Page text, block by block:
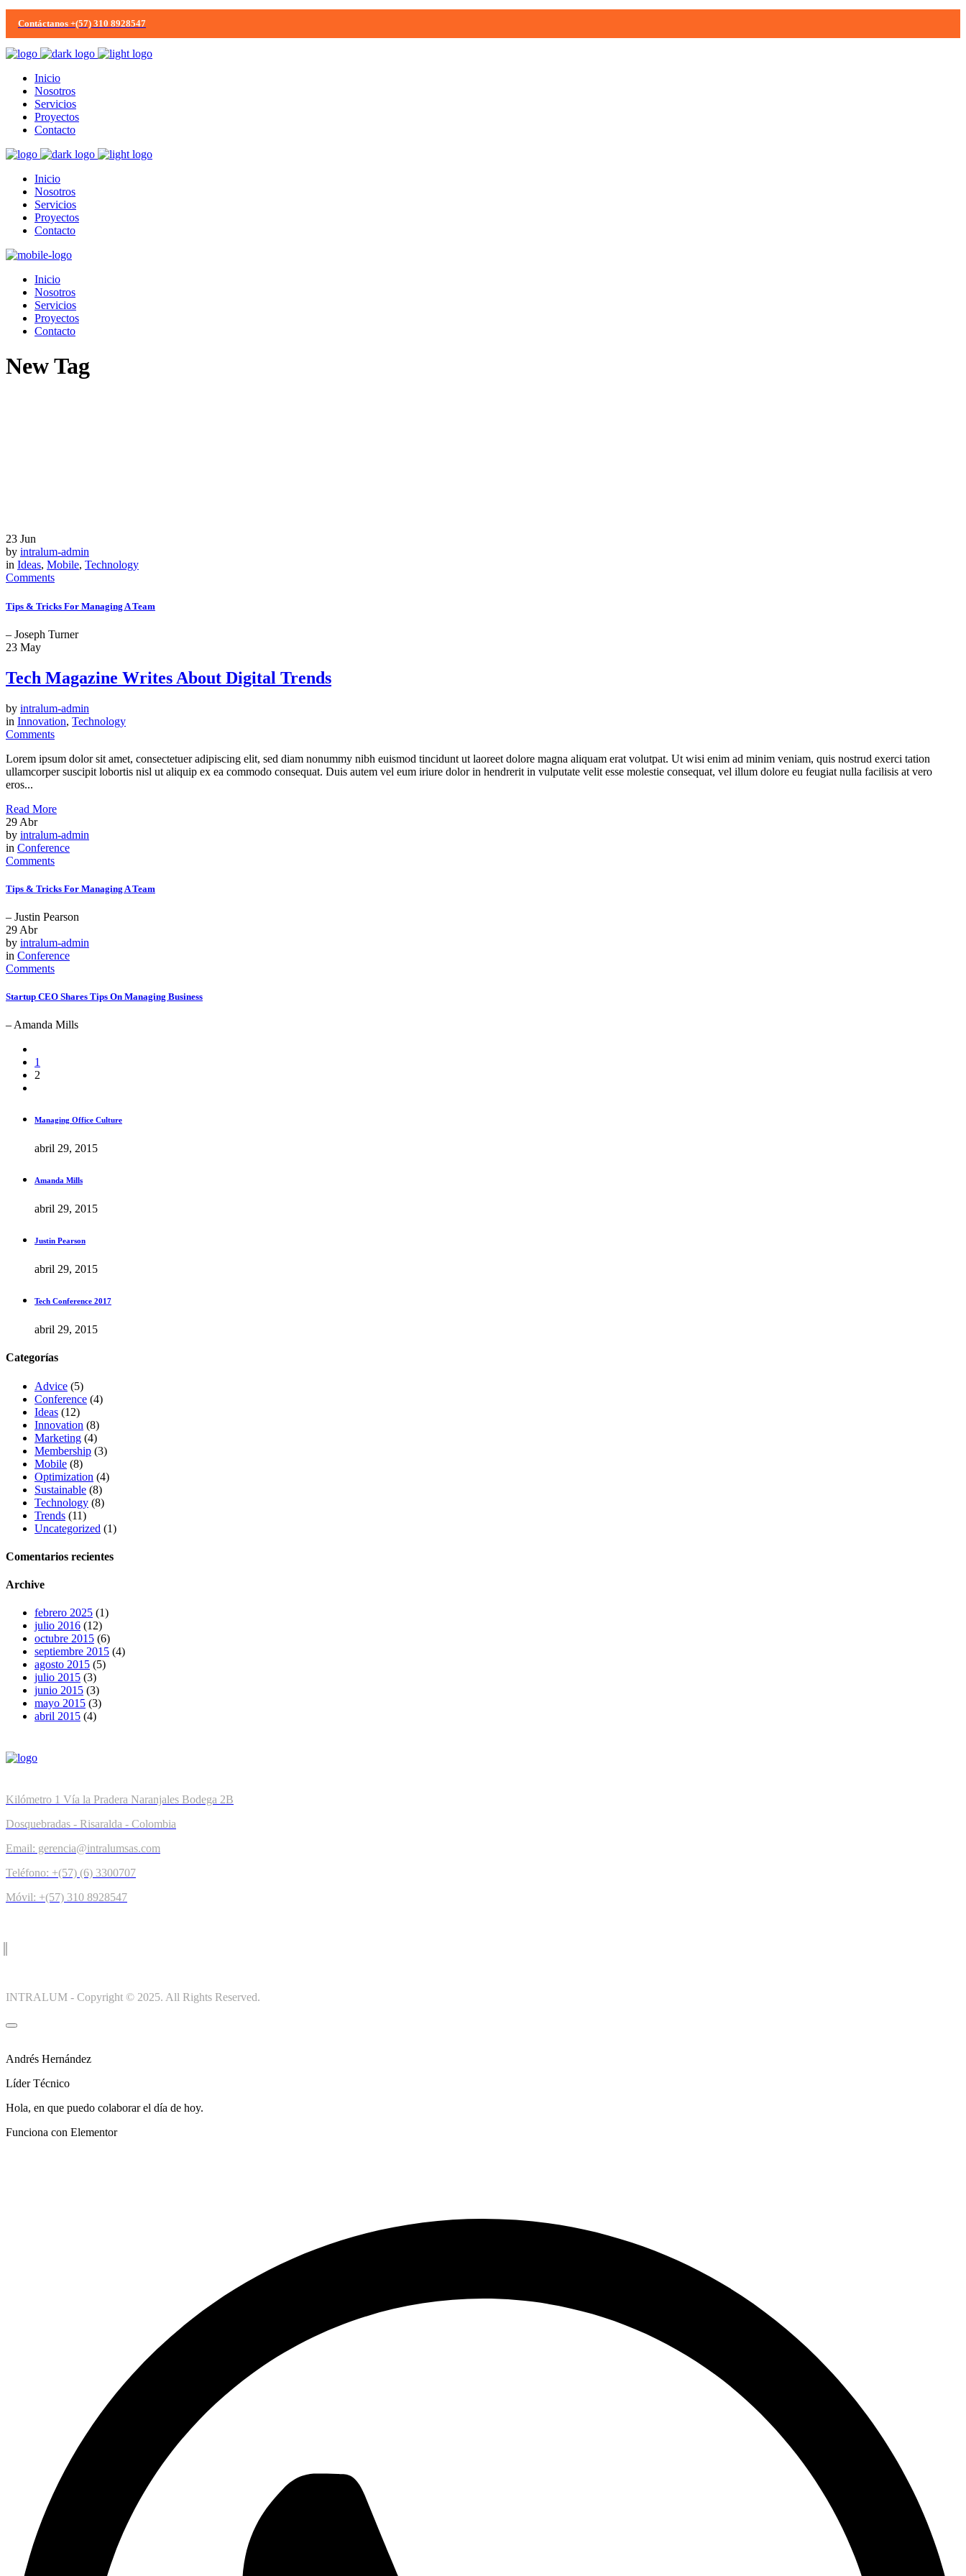
Contáctanos +(57) 310 8928547
Inicio
Nosotros
Servicios
Proyectos
Contacto
Inicio
Nosotros
Servicios
Proyectos
Contacto
Inicio
Nosotros
Servicios
Proyectos
Contacto
New Tag
23 Jun
by intralum-admin
in Ideas, Mobile, Technology
Comments
Tips & Tricks For Managing A Team
– Joseph Turner
23 May
Tech Magazine Writes About Digital Trends
by intralum-admin
in Innovation, Technology
Comments
Lorem ipsum dolor sit amet, consectetuer adipiscing elit, sed diam nonummy nibh euismod tincidunt ut laoreet dolore magna aliquam erat volutpat. Ut wisi enim ad minim veniam, quis nostrud exerci tation
ullamcorper suscipit lobortis nisl ut aliquip ex ea commodo consequat. Duis autem vel eum iriure dolor in hendrerit in vulputate velit esse molestie consequat, vel illum dolore eu feugiat nulla facilisis at vero
eros...
Read More
29 Abr
by intralum-admin
in Conference
Comments
Tips & Tricks For Managing A Team
– Justin Pearson
29 Abr
by intralum-admin
in Conference
Comments
Startup CEO Shares Tips On Managing Business
– Amanda Mills
1
2
Managing Office Culture
abril 29, 2015
Amanda Mills
abril 29, 2015
Justin Pearson
abril 29, 2015
Tech Conference 2017
abril 29, 2015
Categorías
Advice (5)
Conference (4)
Ideas (12)
Innovation (8)
Marketing (4)
Membership (3)
Mobile (8)
Optimization (4)
Sustainable (8)
Technology (8)
Trends (11)
Uncategorized (1)
Comentarios recientes
Archive
febrero 2025 (1)
julio 2016 (12)
octubre 2015 (6)
septiembre 2015 (4)
agosto 2015 (5)
julio 2015 (3)
junio 2015 (3)
mayo 2015 (3)
abril 2015 (4)
Kilómetro 1 Vía la Pradera Naranjales Bodega 2B
Dosquebradas - Risaralda - Colombia
Email: gerencia@intralumsas.com
Teléfono: +(57) (6) 3300707
Móvil: +(57) 310 8928547
INTRALUM - Copyright © 2025. All Rights Reserved.
Andrés Hernández
Líder Técnico
Hola, en que puedo colaborar el día de hoy.
Funciona con Elementor